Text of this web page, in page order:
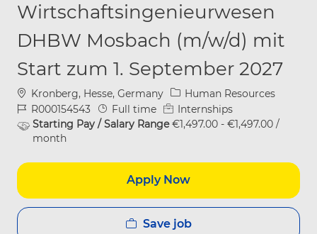
Wirtschaftsingenieurwesen
DHBW Mosbach (m/w/d) mit
Start zum 1. September 2027
Location
Kronberg, Hesse, Germany Category
Human Resources
Job IdR000154543 Job Type
Full time
Internships
Starting Pay / Salary Range€1,497.00 - €1,497.00 /
month
Apply Now
Save job